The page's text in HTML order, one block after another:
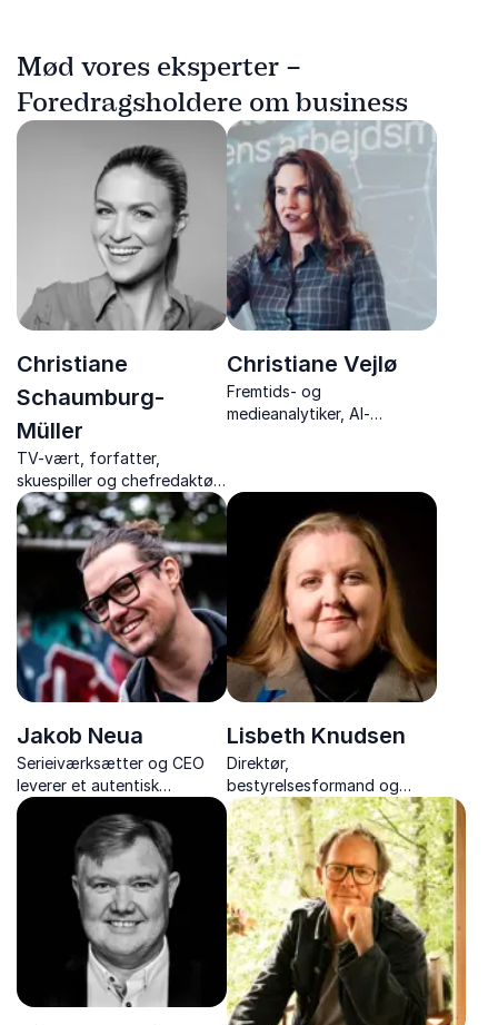
Mød vores eksperter –
Foredragsholdere om business
Christiane
Schaumburg-
Müller
TV-vært, forfatter,
skuespiller og chefredaktør
Christiane Schaumburg-
Müller inspirerer med
foredrag om karriere, livsstil
og personlige drømme
Christiane Vejlø
Fremtids- og
medieanalytiker, AI-
mennesket og kunstig
intelligens.
Jakob Neua
Serieiværksætter og CEO
leverer et autentisk
foredrag om disruption,
vækst og personlig ledelse i
iværksætterverdenen.
Lisbeth Knudsen
Direktør,
bestyrelsesformand og
professionelt
bestyrelsesmedlem med
indsigter i medier, ledelse,
strategi og samfundets
store udfordringer.